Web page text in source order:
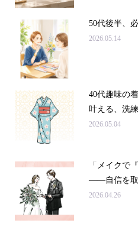
50代後半、
2026.05.14
40代趣味の
叶える、洗
2026.05.04
「メイクで
——自信を取
2026.04.26